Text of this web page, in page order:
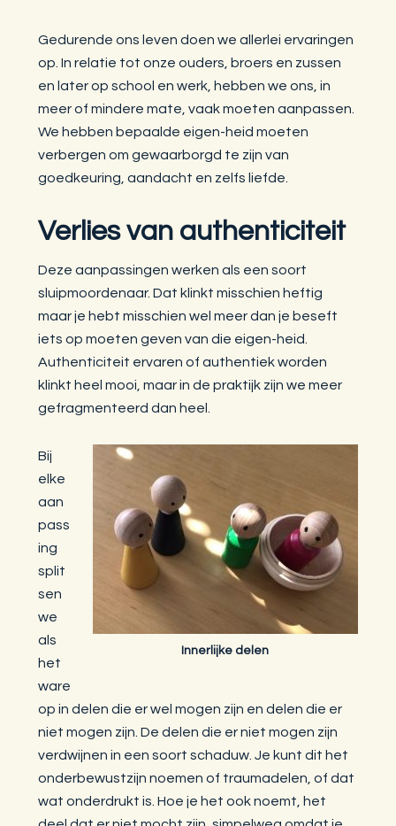
Gedurende ons leven doen we allerlei ervaringen
op. In relatie tot onze ouders, broers en zussen
en later op school en werk, hebben we ons, in
meer of mindere mate, vaak moeten aanpassen.
We hebben bepaalde eigen-heid moeten
verbergen om gewaarborgd te zijn van
goedkeuring, aandacht en zelfs liefde.
Verlies van authenticiteit
Deze aanpassingen werken als een soort
sluipmoordenaar. Dat klinkt misschien heftig
maar je hebt misschien wel meer dan je beseft
iets op moeten geven van die eigen-heid.
Authenticiteit ervaren of authentiek worden
klinkt heel mooi, maar in de praktijk zijn we meer
gefragmenteerd dan heel.
Innerlijke delen
Bij
elke
aan
pass
ing
split
sen
we
als
het
ware
op in delen die er wel mogen zijn en delen die er
niet mogen zijn. De delen die er niet mogen zijn
verdwijnen in een soort schaduw. Je kunt dit het
onderbewustzijn noemen of traumadelen, of dat
wat onderdrukt is. Hoe je het ook noemt, het